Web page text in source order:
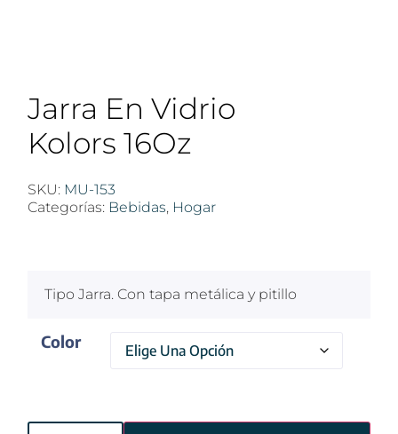
Jarra En Vidrio
Kolors 16Oz
SKU: MU-153
Categorías: Bebidas, Hogar
Tipo Jarra. Con tapa metálica y pitillo
Color